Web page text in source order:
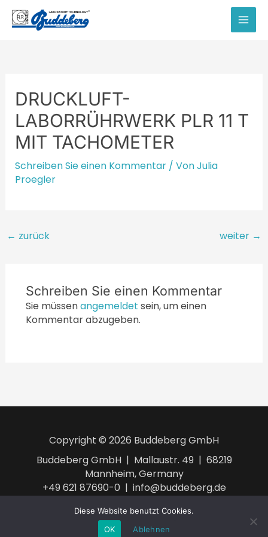
Zum
Inhalt
springen
DRUCKLUFT-
LABORRÜHRWERK PLR 11 T
MIT TACHOMETER
Schreiben Sie einen Kommentar / VonJulia
Proegler
Beitragsnavigation
← zurück weiter →
Schreiben Sie einen Kommentar
Sie müssenangemeldet sein, um einen
Kommentar abzugeben.
Copyright © 2026 Buddeberg GmbH
Buddeberg GmbH | Mallaustr. 49 | 68219
Mannheim, Germany
+49 621 87690-0 | info@buddeberg.de
Impressum Datenschutzerklärung
Diese Website benutzt Cookies.
OK
Ablehnen